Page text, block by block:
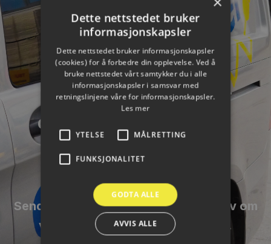
Vi er alltid på jakt etter
dyktige medarbeidere.
Send oss gjerne en åpen søknad, selv om
vi ikke har noen utlyste stillinger.
Dette nettstedet bruker
informasjonskapsler
Dette nettstedet bruker informasjonskapsler
(cookies) for å forbedre din opplevelse. Ved å
bruke nettstedet vårt samtykker du i alle
informasjonskapsler i samsvar med
retningslinjene våre for informasjonskapsler.
Les mer
YTELSE MÅLRETTING
FUNKSJONALITET
GODTA ALLE
AVVIS ALLE